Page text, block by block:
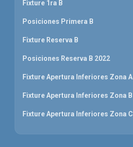
Fixture 1ra B
Posiciones Primera B
Fixture Reserva B
Posiciones Reserva B 2022
Fixture Apertura Inferiores Zona A
Fixture Apertura Inferiores Zona B
Fixture Apertura Inferiores Zona C